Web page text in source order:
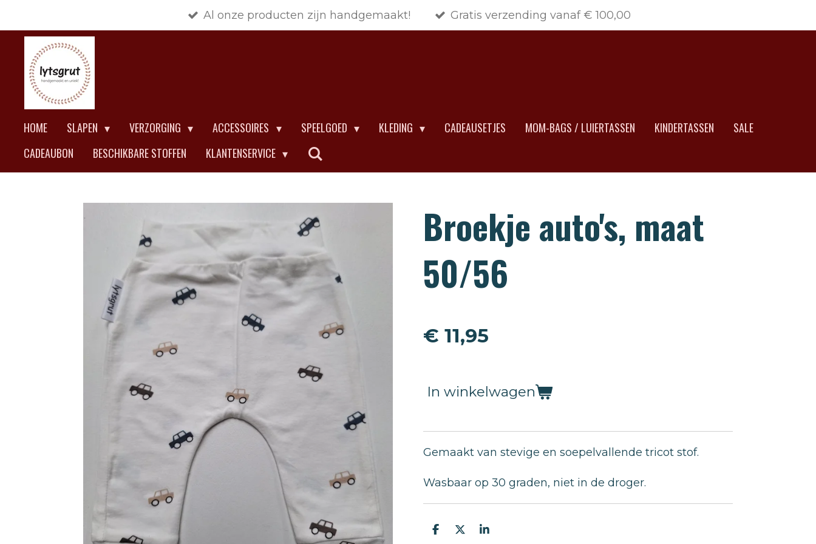
direct
hoofdinhoud
Al onze producten zijn handgemaakt! Gratis verzending vanaf € 100,00
HOME SLAPEN VERZORGING ACCESSOIRES SPEELGOED KLEDING CADEAUSETJES MOM-BAGS / LUIERTASSEN KINDERTASSEN
SALE
CADEAUBON
BESCHIKBARE STOFFEN KLANTENSERVICE
Broekje auto's, maat
50/56
€ 11,95
In winkelwagen
Gemaakt van stevige en soepelvallende tricot stof.
Wasbaar op 30 graden, niet in de droger.
D
D
S